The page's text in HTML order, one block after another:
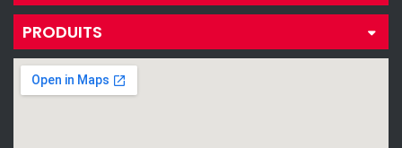
PRODUITS